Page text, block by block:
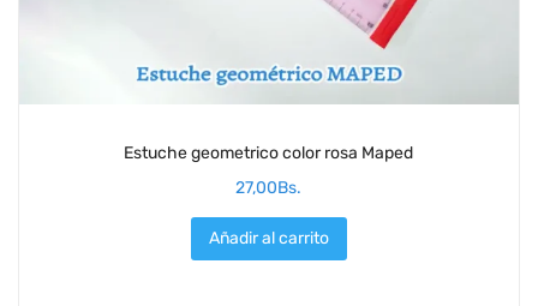
Estuche geometrico color rosa Maped
27,00Bs.
Añadir al carrito